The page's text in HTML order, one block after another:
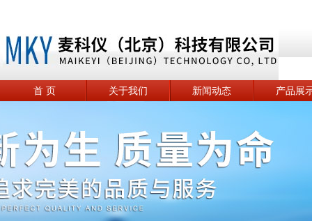
首 页 关于我们 新闻动态 产品展